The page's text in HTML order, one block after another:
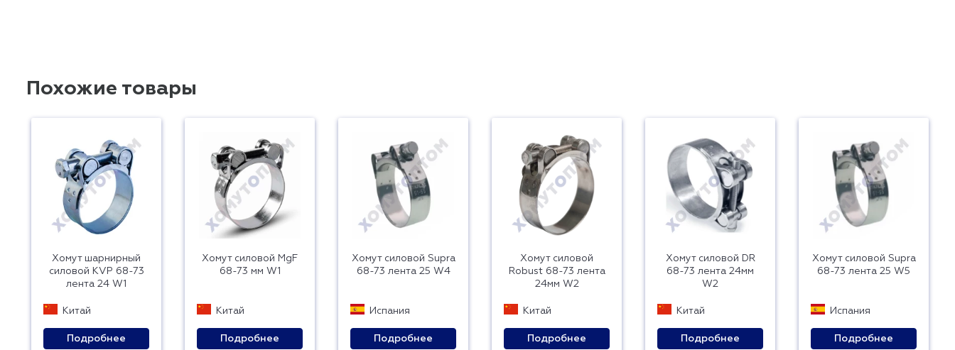
Похожие товары
Хомут шарнирный
силовой KVP 68-73
лента 24 W1
Китай
Подробнее
Хомут силовой MgF
68-73 мм W1
Китай
Подробнее
Хомут силовой Supra
68-73 лента 25 W4
Испания
Подробнее
Хомут силовой
Robust 68-73 лента
24мм W2
Китай
Подробнее
Хомут силовой DR
68-73 лента 24мм
W2
Китай
Подробнее
Хомут силовой Supra
68-73 лента 25 W5
Испания
Подробнее